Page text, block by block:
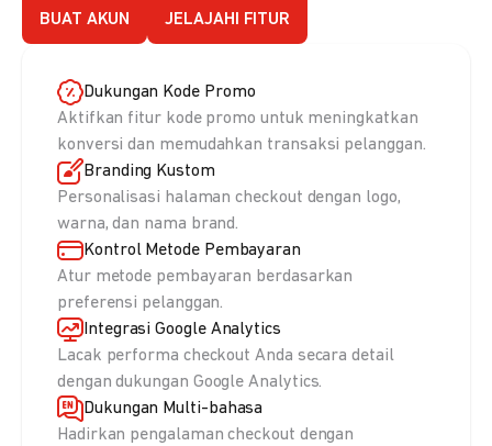
BUAT AKUN JELAJAHI FITUR
Dukungan Kode Promo
Aktifkan fitur kode promo untuk meningkatkan
konversi dan memudahkan transaksi pelanggan.
Branding Kustom
Personalisasi halaman checkout dengan logo,
warna, dan nama brand.
Kontrol Metode Pembayaran
Atur metode pembayaran berdasarkan
preferensi pelanggan.
Integrasi Google Analytics
Lacak performa checkout Anda secara detail
dengan dukungan Google Analytics.
Dukungan Multi-bahasa
Hadirkan pengalaman checkout dengan